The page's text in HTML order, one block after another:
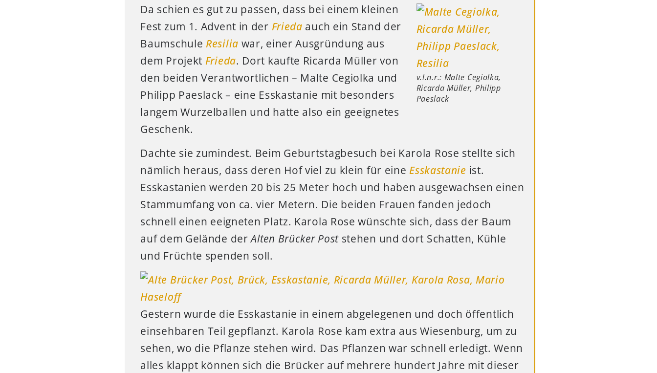
v.l.n.r.: Malte Cegiolka,
Ricarda Müller, Philipp
Paeslack
Da schien es gut zu passen, dass bei einem kleinen
Fest zum 1. Advent in der Frieda auch ein Stand der
Baumschule Resilia war, einer Ausgründung aus
dem Projekt Frieda. Dort kaufte Ricarda Müller von
den beiden Verantwortlichen – Malte Cegiolka und
Philipp Paeslack – eine Esskastanie mit besonders
langem Wurzelballen und hatte also ein geeignetes
Geschenk.
Dachte sie zumindest. Beim Geburtstagbesuch bei Karola Rose stellte sich
nämlich heraus, dass deren Hof viel zu klein für eine Esskastanie ist.
Esskastanien werden 20 bis 25 Meter hoch und haben ausgewachsen einen
Stammumfang von ca. vier Metern. Die beiden Frauen fanden jedoch
schnell einen eeigneten Platz. Karola Rose wünschte sich, dass der Baum
auf dem Gelände derAlten Brücker Poststehen und dort Schatten, Kühle
und Früchte spenden soll.
Gestern wurde die Esskastanie in einem abgelegenen und doch öffentlich
einsehbaren Teil gepflanzt. Karola Rose kam extra aus Wiesenburg, um zu
sehen, wo die Pflanze stehen wird. Das Pflanzen war schnell erledigt. Wenn
alles klappt können sich die Brücker auf mehrere hundert Jahre mit dieser